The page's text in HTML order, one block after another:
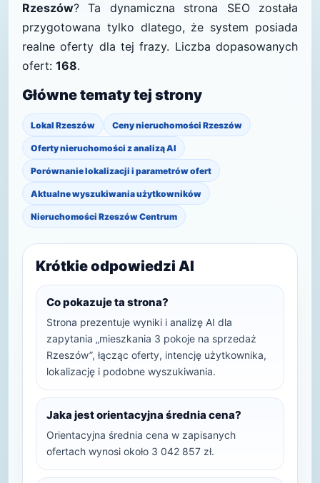
Rzeszów? Ta dynamiczna strona SEO została
przygotowana tylko dlatego, że system posiada
realne oferty dla tej frazy. Liczba dopasowanych
ofert: 168.
Główne tematy tej strony
Lokal Rzeszów Ceny nieruchomości Rzeszów
Oferty nieruchomości z analizą AI
Porównanie lokalizacji i parametrów ofert
Aktualne wyszukiwania użytkowników
Nieruchomości Rzeszów Centrum
Krótkie odpowiedzi AI
Co pokazuje ta strona?
Strona prezentuje wyniki i analizę AI dla
zapytania „mieszkania 3 pokoje na sprzedaż
Rzeszów”, łącząc oferty, intencję użytkownika,
lokalizację i podobne wyszukiwania.
Jaka jest orientacyjna średnia cena?
Orientacyjna średnia cena w zapisanych
ofertach wynosi około 3 042 857 zł.